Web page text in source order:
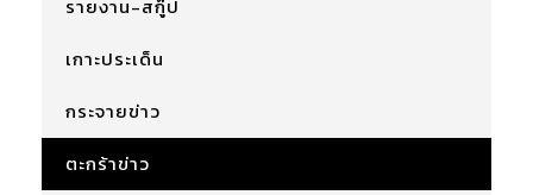
รายงาน-สกู๊ป
เกาะประเด็น
กระจายข่าว
ตะกร้าข่าว